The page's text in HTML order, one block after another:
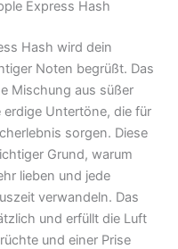
Express Hash
Hash wird dein
Noten begrüßt. Das
Mischung aus süßer
Untertöne, die für
sorgen. Diese
Grund, warum
lieben und jede
verwandeln. Das
und erfüllt die Luft
und einer Prise